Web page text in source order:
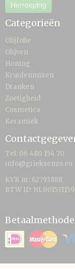
Herroeping
Categorieën
Olijfolie
Olijven
Honing
Kruidenmixen
Dranken
Zoetigheid
Cosmetica
Keramiek
Tel: 06 480 154 70
info@grieksenzo.eu
KVK nr: 62793888
BTW ID: